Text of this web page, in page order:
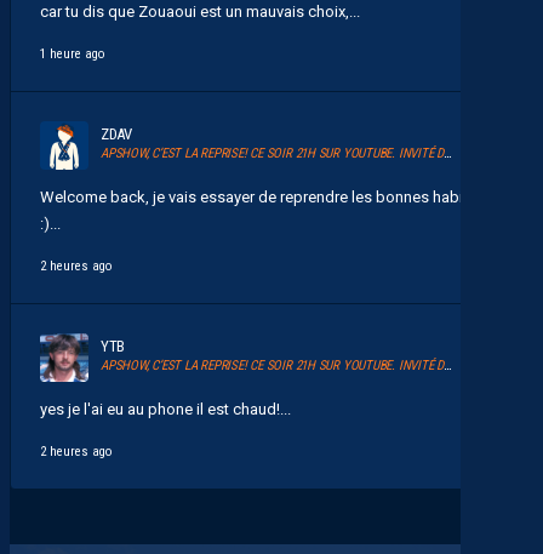
car tu dis que Zouaoui est un mauvais choix,...
1 heure ago
ZDAV
APSHOW, C’EST LA REPRISE! CE SOIR 21H SUR YOUTUBE. INVITÉ DAVID GLUZMAN DE L’AFTER FOOT.
Welcome back, je vais essayer de reprendre les bonnes habitudes
:)...
2 heures ago
YTB
APSHOW, C’EST LA REPRISE! CE SOIR 21H SUR YOUTUBE. INVITÉ DAVID GLUZMAN DE L’AFTER FOOT.
yes je l'ai eu au phone il est chaud!...
2 heures ago